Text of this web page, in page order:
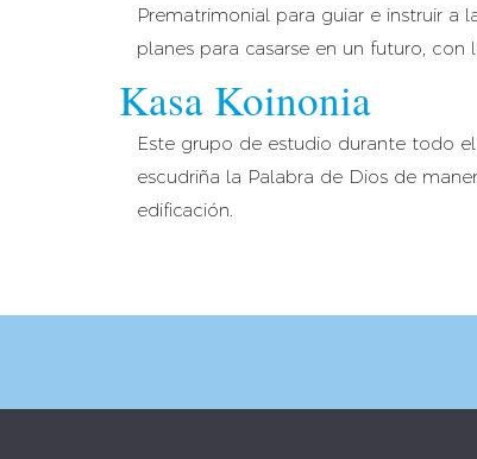
Prematrimonial para guiar e instruir a
planes para casarse en un futuro, con
Kasa Koinonia
Este grupo de estudio durante todo
escudriña la Palabra de Dios de
edificación.